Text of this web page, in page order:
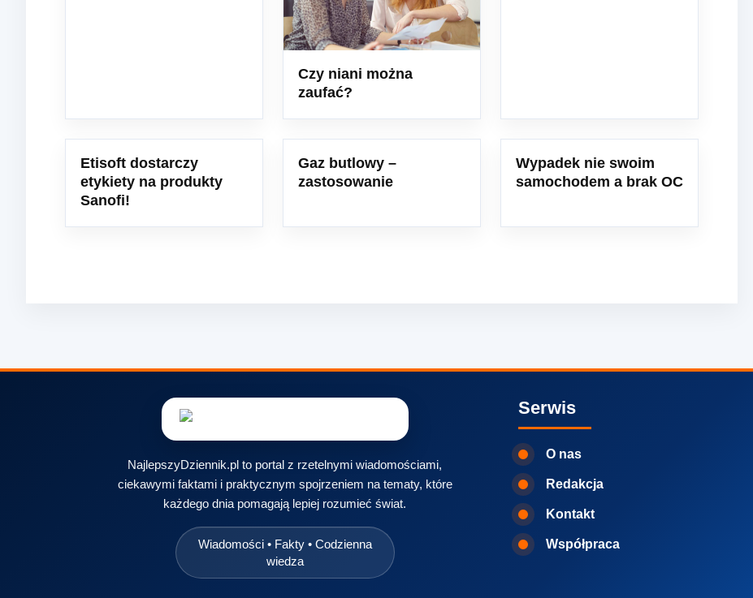
Czy niani można
zaufać?
Etisoft dostarczy
etykiety na produkty
Sanofi!
Gaz butlowy –
zastosowanie
Wypadek nie swoim
samochodem a brak OC
NajlepszyDziennik.pl to portal z rzetelnymi wiadomościami,
ciekawymi faktami i praktycznym spojrzeniem na tematy, które
każdego dnia pomagają lepiej rozumieć świat.
Wiadomości • Fakty • Codzienna
wiedza
Serwis
O nas
Redakcja
Kontakt
Współpraca